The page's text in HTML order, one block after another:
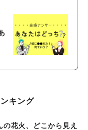
キング
の花火、どこから見え